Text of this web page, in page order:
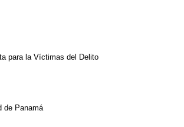
para la Víctimas del Delito
de Panamá